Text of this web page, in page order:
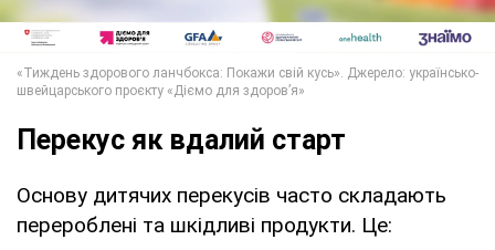
Перекус як вдалий старт
Основу дитячих перекусів часто складають
перероблені та шкідливі продукти. Це: